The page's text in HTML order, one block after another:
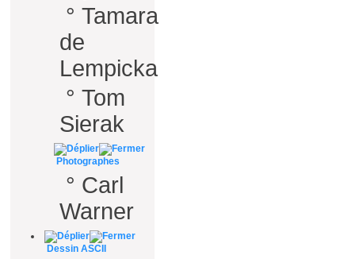
° Tamara
de
Lempicka
° Tom
Sierak
Photographes
° Carl
Warner
Dessin ASCII